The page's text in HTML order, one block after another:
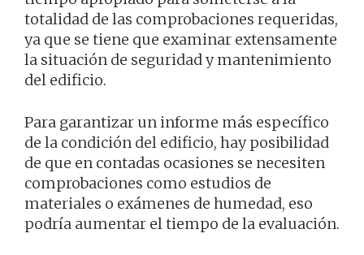
totalidad de las comprobaciones requeridas,
ya que se tiene que examinar extensamente
la situación de seguridad y mantenimiento
del edificio.
Para garantizar un informe más específico
de la condición del edificio, hay posibilidad
de que en contadas ocasiones se necesiten
comprobaciones como estudios de
materiales o exámenes de humedad, eso
podría aumentar el tiempo de la evaluación.